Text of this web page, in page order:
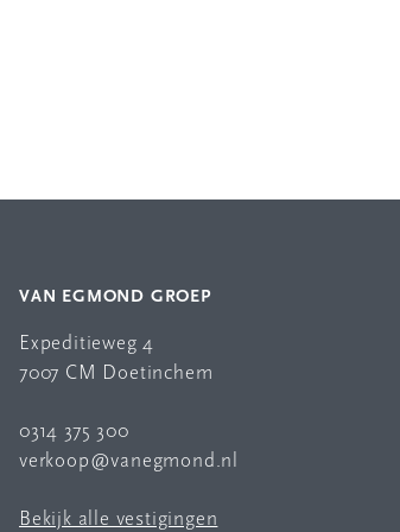
VAN EGMOND GROEP
Expeditieweg 4
7007 CM Doetinchem
0314 375 300
verkoop@vanegmond.nl
Bekijk alle vestigingen